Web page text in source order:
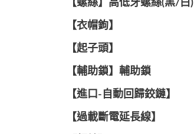
【螺絲】高低牙螺絲(黑/白)
【衣帽鉤】
【起子頭】
【輔助鎖】輔助鎖
【進口-自動回歸鉸鏈】
【過載斷電延長線】